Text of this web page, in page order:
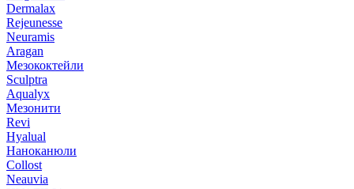
Dermalax
Rejeunesse
Neuramis
Aragan
Мезококтейли
Sculptra
Aqualyx
Мезонити
Revi
Hyalual
Наноканюли
Collost
Neauvia